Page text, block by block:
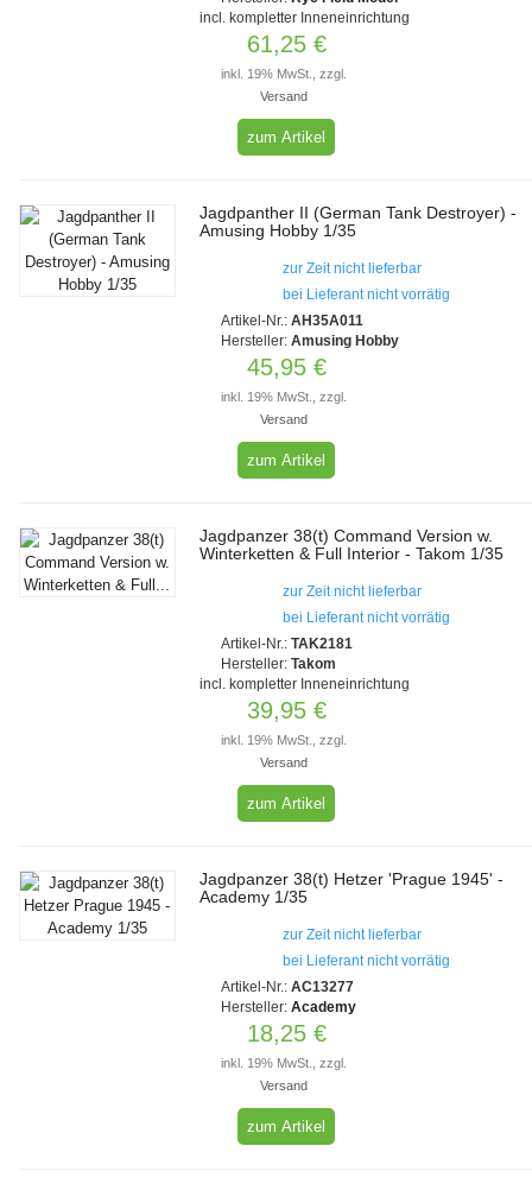
incl. kompletter Inneneinrichtung
61,25 €
inkl. 19% MwSt., zzgl.
Versand
zum Artikel
Jagdpanther II (German Tank Destroyer) -
Amusing Hobby 1/35
zur Zeit nicht lieferbar
bei Lieferant nicht vorrätig
Artikel-Nr.: AH35A011
Hersteller: Amusing Hobby
45,95 €
inkl. 19% MwSt., zzgl.
Versand
zum Artikel
Jagdpanzer 38(t) Command Version w.
Winterketten & Full Interior - Takom 1/35
zur Zeit nicht lieferbar
bei Lieferant nicht vorrätig
Artikel-Nr.: TAK2181
Hersteller: Takom
incl. kompletter Inneneinrichtung
39,95 €
inkl. 19% MwSt., zzgl.
Versand
zum Artikel
Jagdpanzer 38(t) Hetzer 'Prague 1945' -
Academy 1/35
zur Zeit nicht lieferbar
bei Lieferant nicht vorrätig
Artikel-Nr.: AC13277
Hersteller: Academy
18,25 €
inkl. 19% MwSt., zzgl.
Versand
zum Artikel